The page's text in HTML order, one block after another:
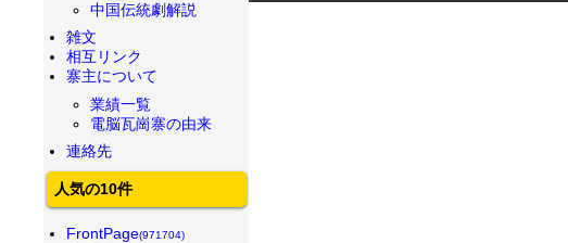
中国伝統劇解説
雑文
相互リンク
寨主について
業績一覧
電脳瓦崗寨の由来
連絡先
人気の10件
FrontPage(971704)